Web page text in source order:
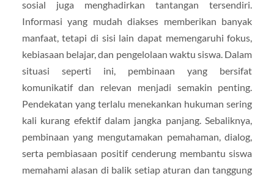
sosial juga menghadirkan tantangan tersendiri.
Informasi yang mudah diakses memberikan banyak
manfaat, tetapi di sisi lain dapat memengaruhi fokus,
kebiasaan belajar, dan pengelolaan waktu siswa. Dalam
situasi seperti ini, pembinaan yang bersifat
komunikatif dan relevan menjadi semakin penting.
Pendekatan yang terlalu menekankan hukuman sering
kali kurang efektif dalam jangka panjang. Sebaliknya,
pembinaan yang mengutamakan pemahaman, dialog,
serta pembiasaan positif cenderung membantu siswa
memahami alasan di balik setiap aturan dan tanggung